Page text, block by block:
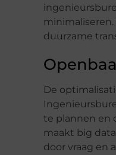
duurzame
De
te plannen en
maakt big
door vraag en